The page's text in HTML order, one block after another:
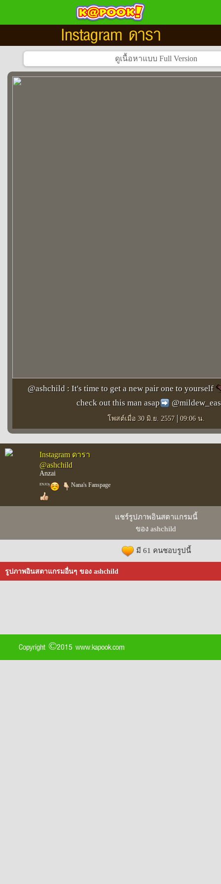
Instagram ดารา
@ashchild : It's time to get a new pair one to yourself
check out this man asap
โพสต์เมื่อ 30 มิ.ย. 2557 | 09:06 น.
Instagram ดารา
@ashchild
Anzai
ᴱᴺᴶᴼᵞ Nana's Fanspage
แชร์รูปภาพอินสตาแกรมนี้
ของ ashchild
มี 61 คนชอบรูปนี้
รูปภาพอินสตาแกรมอื่นๆ ของ ashchild
Copyright ©2015 www.kapook.com